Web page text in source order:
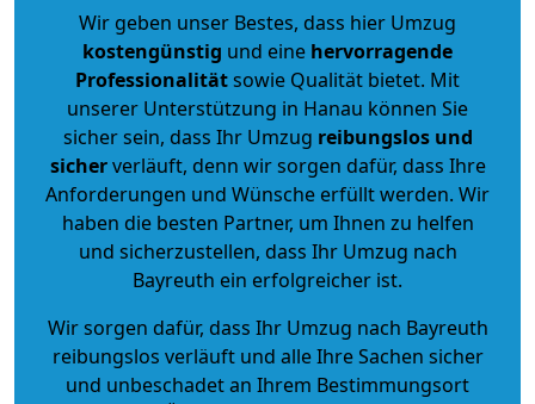
Wir geben unser Bestes, dass hier Umzug
kostengünstig und eine hervorragende
Professionalitätsowie Qualität bietet. Mit
unserer Unterstützung in Hanau können Sie
sicher sein, dass Ihr Umzug reibungslos und
sicherverläuft, denn wir sorgen dafür, dass Ihre
Anforderungen und Wünsche erfüllt werden. Wir
haben die besten Partner, um Ihnen zu helfen
und sicherzustellen, dass Ihr Umzug nach
Bayreuth ein erfolgreicher ist.
Wir sorgen dafür, dass Ihr Umzug nach Bayreuth
reibungslos verläuft und alle Ihre Sachen sicher
und unbeschadet an Ihrem Bestimmungsort